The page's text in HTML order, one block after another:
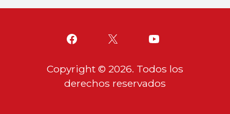
Copyright © 2026. Todos los
derechos reservados